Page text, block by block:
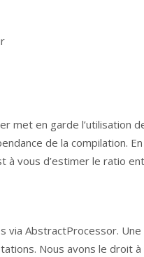
met en garde l’utilisation
de la compilation.
à vous d’estimer le ratio
via AbstractProcessor.
Nous avons le droit